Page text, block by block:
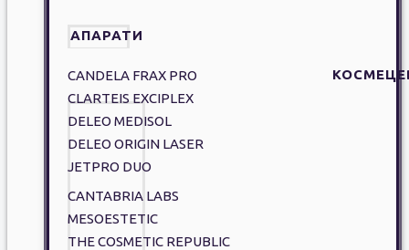
АПАРАТИ
CANDELA FRAX PRO
CLARTEIS EXCIPLEX
DELEO MEDISOL
DELEO ORIGIN LASER
JETPRO DUO
CANTABRIA LABS
MESOESTETIC
THE COSMETIC REPUBLIC